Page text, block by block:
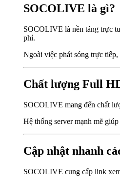
SOCOLIVE là gì?
SOCOLIVE là nền tảng trực
phí.
Ngoài việc phát sóng trực
Chất lượng Full
SOCOLIVE mang đến chất
Hệ thống server mạnh mẽ
Cập nhật nhanh
SOCOLIVE cung cấp link